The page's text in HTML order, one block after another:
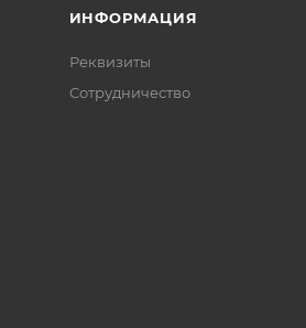
ИНФОРМАЦИЯ
Реквизиты
Сотрудничество